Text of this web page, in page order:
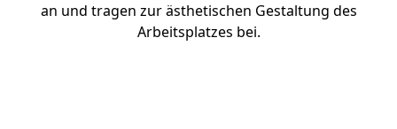
an und tragen zur ästhetischen Gestaltung des
Arbeitsplatzes bei.